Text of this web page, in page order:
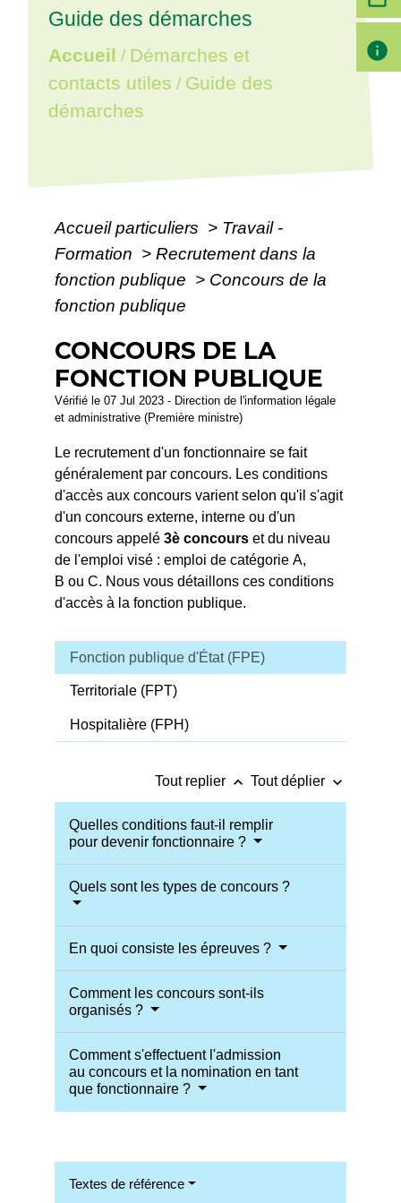
Guide des démarches
Accueil / Démarches et
contacts utiles / Guide des
démarches
Accueil particuliers > Travail -
Formation > Recrutement dans la
fonction publique > Concours de la
fonction publique
CONCOURS DE LA
FONCTION PUBLIQUE
Vérifié le 07 Jul 2023 - Direction de l'information légale
et administrative (Première ministre)
Le recrutement d'un fonctionnaire se fait
généralement par concours. Les conditions
d'accès aux concours varient selon qu'il s'agit
d'un concours externe, interne ou d'un
concours appelé3è concours et du niveau
de l'emploi visé : emploi de catégorie A,
B ou C. Nous vous détaillons ces conditions
d'accès à la fonction publique.
Fonction publique d'État (FPE)
Territoriale (FPT)
Hospitalière (FPH)
Tout replier keyboard_arrow_up Tout déplier keyboard_arrow_down
Quelles conditions faut-il remplir
pour devenir fonctionnaire ?
Quels sont les types de concours ?
En quoi consiste les épreuves ?
Comment les concours sont-ils
organisés ?
Comment s'effectuent l'admission
au concours et la nomination en tant
que fonctionnaire ?
Textes de référence
info